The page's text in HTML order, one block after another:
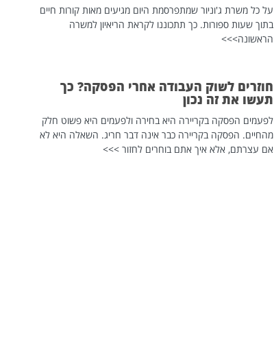
על כל משרת ג'וניור שמתפרסמת היום מגיעים מאות קורות חיים
בתוך שעות ספורות. כך תתכוננו לקראת הריאיון למשרה
הראשונה>>>
חוזרים לשוק העבודה אחרי הפסקה? כך
תעשו את זה נכון
לפעמים הפסקה בקריירה היא בחירה ולפעמים היא פשוט חלק
מהחיים. הפסקה בקריירה כבר אינה דבר חריג. השאלה היא לא
אם עצרתם, אלא איך אתם בוחרים לחזור >>>